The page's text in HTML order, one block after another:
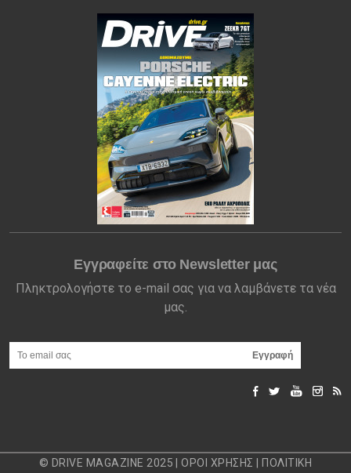
Εγγραφείτε στο Newsletter μας
Πληκτρολογήστε το e-mail σας για να λαμβάνετε τα νέα
μας.
© DRIVE MAGAZINE 2025 |ΟΡΟΙ ΧΡΗΣΗΣ ΠΟΛΙΤΙΚΗ